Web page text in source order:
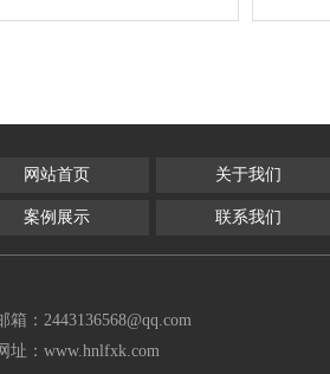
网站首页 关于我们
案例展示 联系我们
箱：2443136568@qq.com
址：www.hnlfxk.com